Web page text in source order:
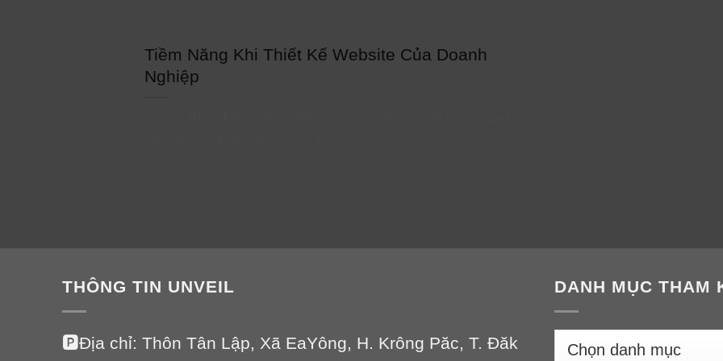
Tiềm Năng Khi Thiết Kế Website Của Doanh
Nghiệp
THÔNG TIN UNVEIL
🅿️Địa chỉ: Thôn Tân Lập, Xã EaYông, H. Krông Păc, T. Đăk
DANH MỤC THAM
DANH